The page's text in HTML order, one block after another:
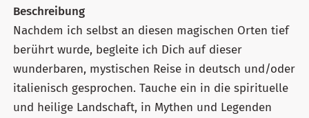
Beschreibung
Nachdem ich selbst an diesen magischen Orten tief
berührt wurde, begleite ich Dich auf dieser
wunderbaren, mystischen Reise in deutsch und/oder
italienisch gesprochen. Tauche ein in die spirituelle
und heilige Landschaft, in Mythen und Legenden